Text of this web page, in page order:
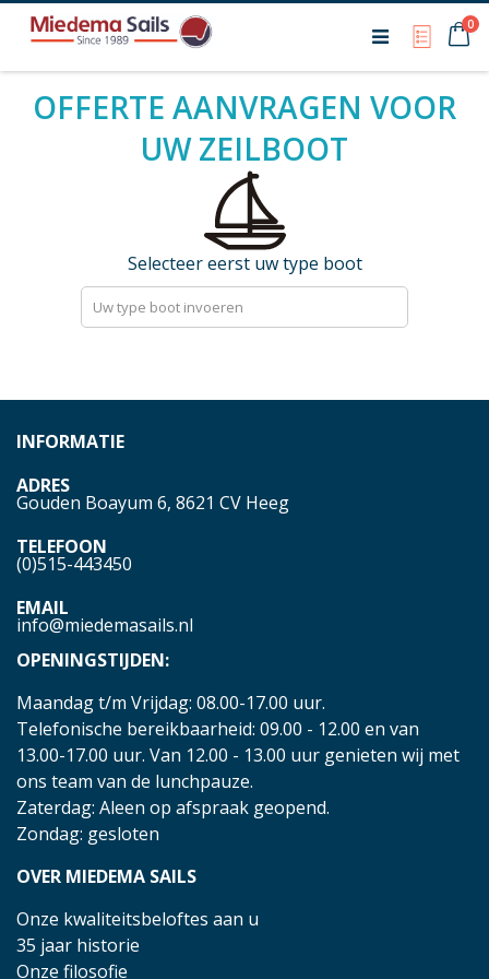
My0
OFFERTE AANVRAGEN VOOR
UW ZEILBOOT
Selecteer eerst uw type boot
INFORMATIE
ADRES
Gouden Boayum 6, 8621 CV Heeg
TELEFOON
(0)515-443450
EMAIL
info@miedemasails.nl
OPENINGSTIJDEN:
Maandag t/m Vrijdag: 08.00-17.00 uur.
Telefonische bereikbaarheid: 09.00 - 12.00 en van
13.00-17.00 uur. Van 12.00 - 13.00 uur genieten wij met
ons team van de lunchpauze.
Zaterdag: Aleen op afspraak geopend.
Zondag: gesloten
OVER MIEDEMA SAILS
Onze kwaliteitsbeloftes aan u
35 jaar historie
Onze filosofie